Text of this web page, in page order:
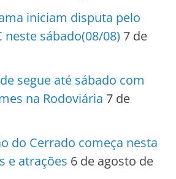
iniciam disputa pelo
neste sábado(08/08) 7 de
segue até sábado com
na Rodoviária 7 de
do Cerrado começa nesta
e atrações 6 de agosto de